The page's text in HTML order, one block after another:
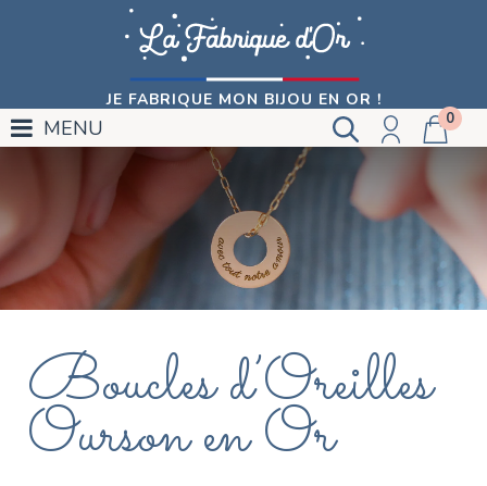
JE FABRIQUE MON BIJOU EN OR !
0
MENU
Boucles d’Oreilles
Ourson en Or